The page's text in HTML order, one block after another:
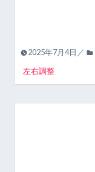
2025年7月4日／
左右調整